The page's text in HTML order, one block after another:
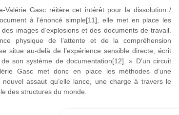
Valérie Gasc réitère cet intérêt pour la dissolution /
à l’énoncé simple[11], elle met en place les
images d’explosions et des documents de travail.
physique de l’attente et de la compréhension
situe au-delà de l’expérience sensible directe, écrit
son système de documentation[12]. » D’un circuit
Gasc met donc en place les méthodes d’une
assaut qu’elle lance, une charge à travers le
des structures du monde.